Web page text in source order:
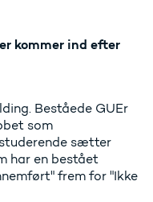
kommer ind efter
Beståede GUEr
som
sætter
har en bestået
frem for "Ikke